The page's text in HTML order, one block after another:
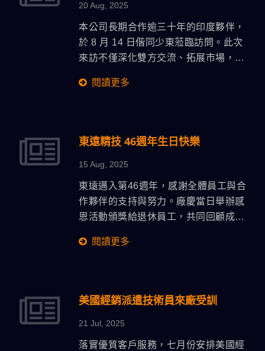
20 Aug, 2025
本公司長期合作逾三十年的印度夥伴，
於 8 月 14 日偕同少東蒞臨訪問。此次
來訪不僅深化雙方交流、拓展市場，更
作關係。本次會晤為雙方合作奠定了更
閱讀更多
東遠精技 46週年生日快樂
15 Aug, 2025
東遠邁入第46週年，感謝全體員工與合
作夥伴的支持與努力。廠慶當日舉辦感
恩活動頒獎給退休員工，共同回顧成長
遠將持續深耕技術創新，落實綠色製造
閱讀更多
美國經銷派遣技術員來廠受訓
21 Jul, 2025
落實優質客戶服務，七月份安排美國經